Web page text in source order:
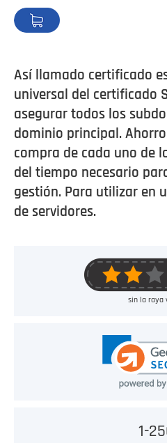
Así llamado certificado
universal del certificado
asegurar todos los
dominio principal.
compra de cada uno de
del tiempo necesario
gestión. Para utilizar en
de servidores.
sin la raya
1-